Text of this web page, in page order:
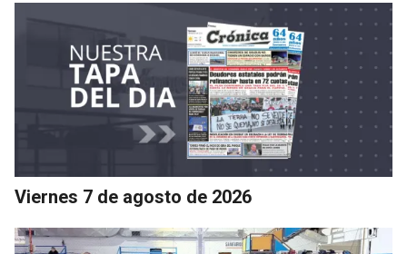
Viernes 7 de agosto de 2026